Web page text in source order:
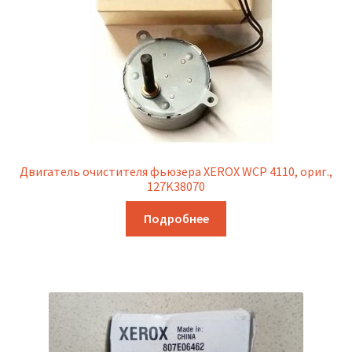
Двигатель очистителя фьюзера XEROX WCP 4110, ориг.,
127K38070
Подробнее